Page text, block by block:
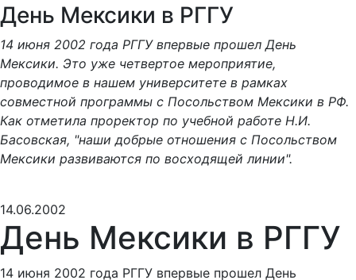
День Мексики в РГГУ
14 июня 2002 года РГГУ впервые прошел День
Мексики. Это уже четвертое мероприятие,
проводимое в нашем университете в рамках
совместной программы с Посольством Мексики в РФ.
Как отметила проректор по учебной работе Н.И.
Басовская, "наши добрые отношения с Посольством
Мексики развиваются по восходящей линии".
14.06.2002
День Мексики в РГГУ
14 июня 2002 года РГГУ впервые прошел День